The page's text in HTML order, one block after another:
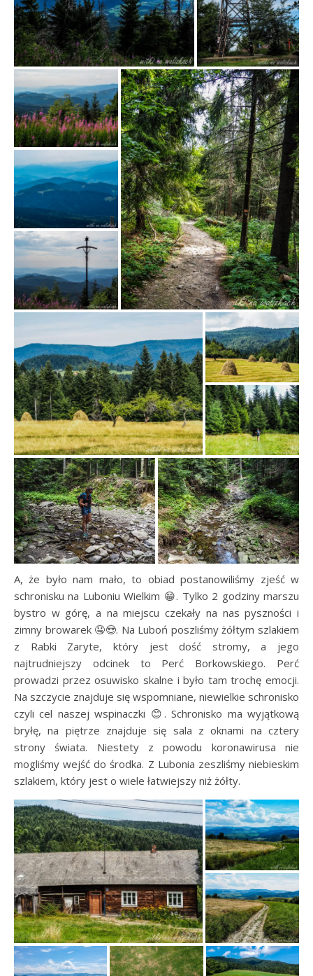
A, że było nam mało, to obiad postanowiliśmy zjeść w
schronisku na Luboniu Wielkim 😁. Tylko 2 godziny marszu
bystro w górę, a na miejscu czekały na nas pyszności i
zimny browarek 🤤😍. Na Luboń poszliśmy żółtym szlakiem
z Rabki Zaryte, który jest dość stromy, a jego
najtrudniejszy odcinek to Perć Borkowskiego. Perć
prowadzi przez osuwisko skalne i było tam trochę emocji.
Na szczycie znajduje się wspomniane, niewielkie schronisko
czyli cel naszej wspinaczki 😊. Schronisko ma wyjątkową
bryłę, na piętrze znajduje się sala z oknami na cztery
strony świata. Niestety z powodu koronawirusa nie
mogliśmy wejść do środka. Z Lubonia zeszliśmy niebieskim
szlakiem, który jest o wiele łatwiejszy niż żółty.